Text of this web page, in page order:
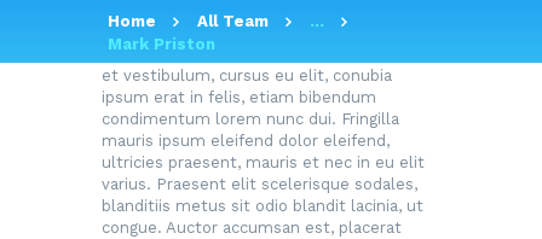
Home All Team
...
Mark Priston
MY SOLUTIONS GUIDE
PRODUCTS
OUR SERVICES
FAQ
CONTACT US
At ab nulla fermentum dictum. Felis libero
in lectus ut sapien, aliquam nunc sed velit
et vestibulum, cursus eu elit, conubia
ipsum erat in felis, etiam bibendum
condimentum lorem nunc dui. Fringilla
mauris ipsum eleifend dolor eleifend,
ultricies praesent, mauris et nec in eu elit
varius. Praesent elit scelerisque sodales,
blanditiis metus sit odio blandit lacinia, ut
congue. Auctor accumsan est, placerat